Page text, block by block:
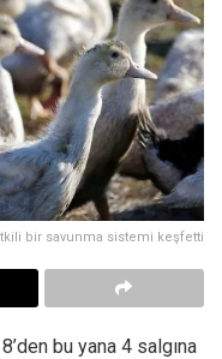
bir savunma sistemi keşfetti
bu yana 4 salgına